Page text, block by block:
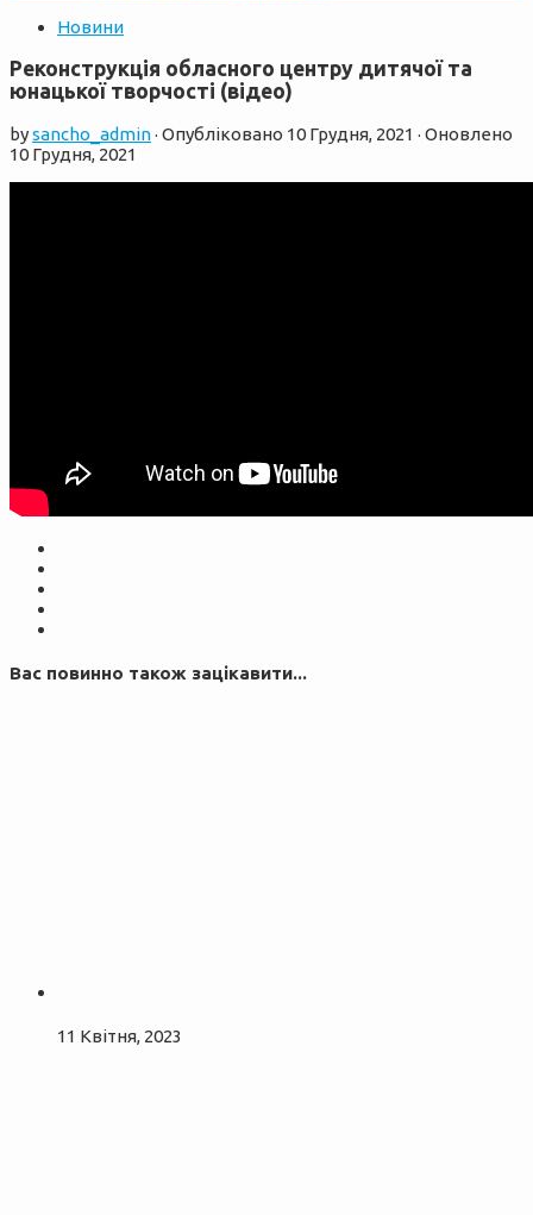
Новини
Реконструкція обласного центру дитячої та
юнацької творчості (відео)
bysancho_admin· Опубліковано 10 Грудня, 2021 · Оновлено
10 Грудня, 2021
Вас повинно також зацікавити...
11 Квітня, 2023